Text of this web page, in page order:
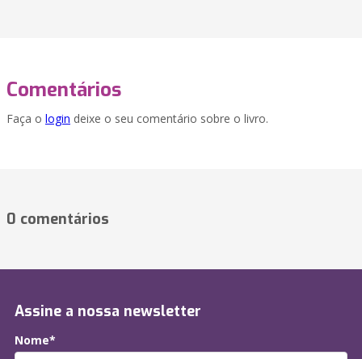
Comentários
Faça o login deixe o seu comentário sobre o livro.
0 comentários
Assine a nossa newsletter
Nome*